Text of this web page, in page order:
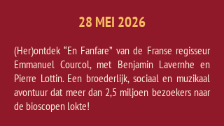
(Her)ontdek “En Fanfare” van de Franse regisseur
Emmanuel Courcol, met Benjamin Lavernhe en
Pierre Lottin. Een broederlijk, sociaal en muzikaal
avontuur dat meer dan 2,5 miljoen bezoekers naar
de bioscopen lokte!
28 MEI 2026